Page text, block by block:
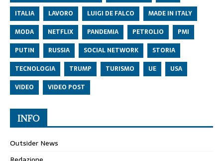
ITALIA
LAVORO LUIGI DE FALCO
MADE IN ITALY
MODA
NETFLIX PANDEMIA PETROLIO
PMI
PUTIN
RUSSIA SOCIAL NETWORK
STORIA
TECNOLOGIA
TRUMP TURISMO UE
USA
VIDEO
VIDEO POST
INFO
Outsider News